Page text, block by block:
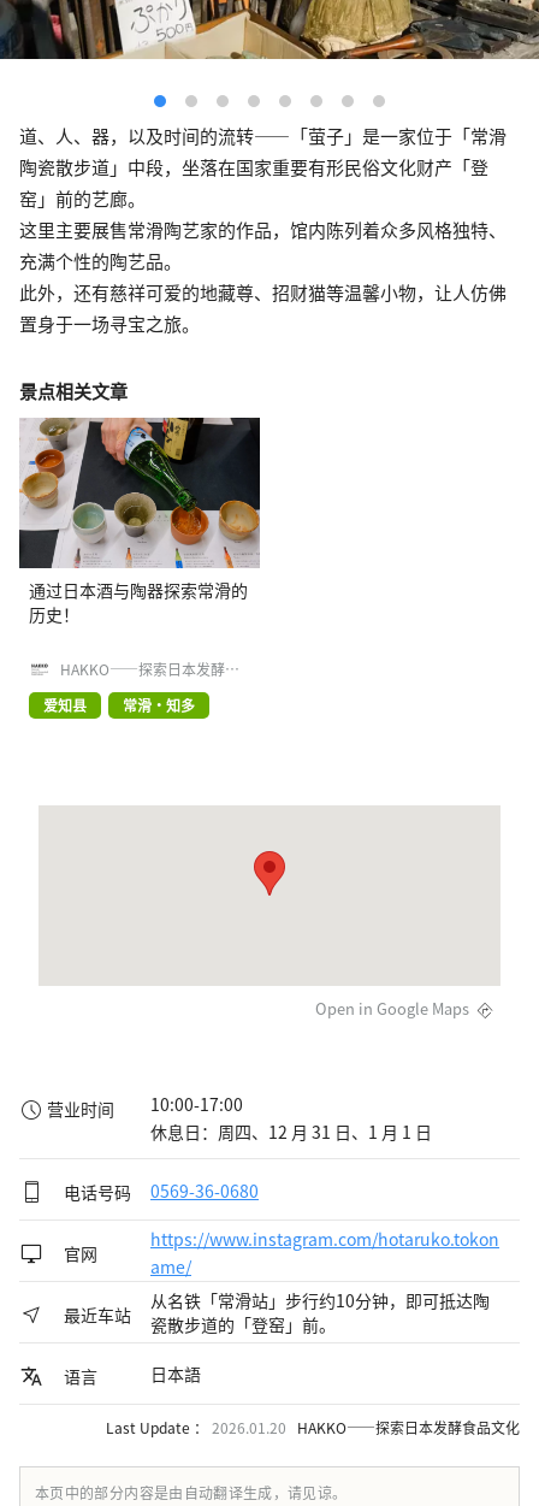
道、人、器，以及时间的流转——「萤子」是一家位于「常滑
陶瓷散步道」中段，坐落在国家重要有形民俗文化财产「登
窑」前的艺廊。
这里主要展售常滑陶艺家的作品，馆内陈列着众多风格独特、
充满个性的陶艺品。
此外，还有慈祥可爱的地藏尊、招财猫等温馨小物，让人仿佛
置身于一场寻宝之旅。
景点相关文章
通过日本酒与陶器探索常滑的
历史！
HAKKO——探索日本发酵食品
爱知县
常滑・知多
Open in Google Maps
营业时间
10:00-17:00
休息日：周四、12 月 31 日、1 月 1 日
电话号码 0569-36-0680
官网
https://www.instagram.com/hotaruko.tokon
ame/
最近车站
从名铁「常滑站」步行约10分钟，即可抵达陶
瓷散步道的「登窑」前。
语言 日本語
Last Update ： 2026.01.20 HAKKO——探索日本发酵食品文化
本页中的部分内容是由自动翻译生成，请见谅。